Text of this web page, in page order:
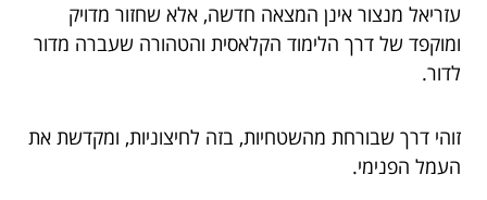
עזריאל מנצור אינן המצאה חדשה, אלא שחזור מדויק
ומוקפד של דרך הלימוד הקלאסית והטהורה שעברה מדור
לדור.
זוהי דרך שבורחת מהשטחיות, בזה לחיצוניות, ומקדשת את
העמל הפנימי.